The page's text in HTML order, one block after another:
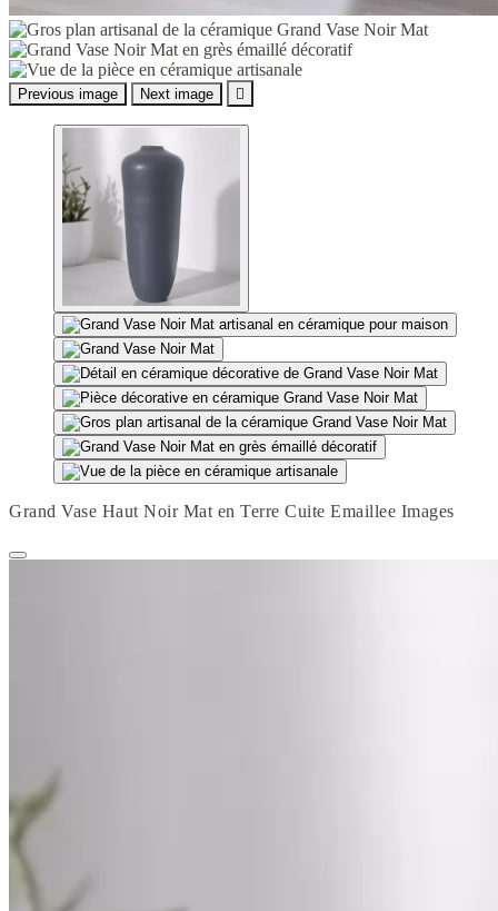
Previous image Next image 
Grand Vase Haut Noir Mat en Terre Cuite Emaillee Images